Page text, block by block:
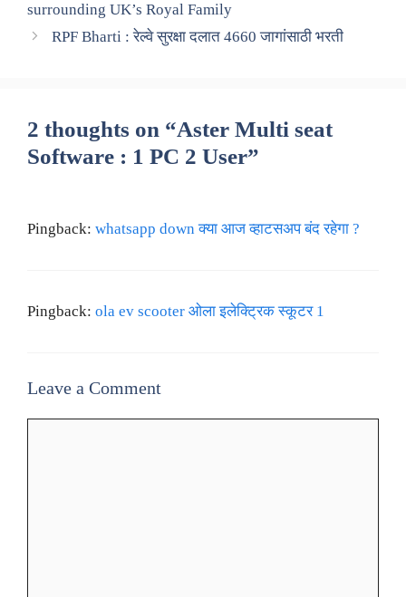
surrounding UK’s Royal Family
RPF Bharti : रेल्वे सुरक्षा दलात 4660 जागांसाठी भरती
2 thoughts on “Aster Multi seat
Software : 1 PC 2 User”
Pingback: whatsapp down क्या आज व्हाटसअप बंद रहेगा ?
Pingback: ola ev scooter ओला इलेक्ट्रिक स्कूटर 1
Leave a Comment